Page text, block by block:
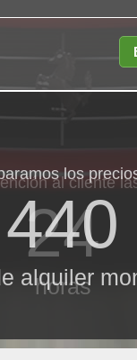
los
440
alquiler
al cliente
24
horas